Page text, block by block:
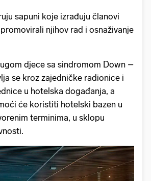
sapuni koje izrađuju članovi
njihov rad i osnaživanje
djece sa sindromom Down –
se kroz zajedničke radionice i
u hotelska događanja, a
će koristiti hotelski bazen u
terminima, u sklopu